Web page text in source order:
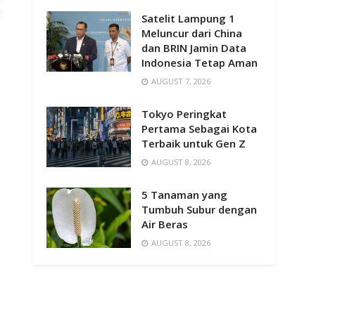
Satelit Lampung 1
Meluncur dari China
dan BRIN Jamin Data
Indonesia Tetap Aman
AUGUST 7, 2026
Tokyo Peringkat
Pertama Sebagai Kota
Terbaik untuk Gen Z
AUGUST 8, 2026
5 Tanaman yang
Tumbuh Subur dengan
Air Beras
AUGUST 8, 2026